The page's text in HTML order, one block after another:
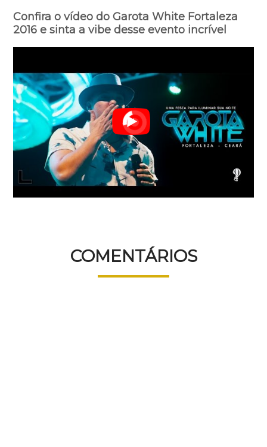
Confira o vídeo do Garota White Fortaleza
2016 e sinta a vibe desse evento incrível
COMENTÁRIOS